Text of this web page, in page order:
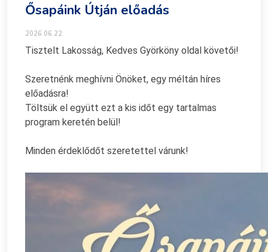
Ősapáink Útján előadás
2026.06.22
Tisztelt Lakosság, Kedves Györköny oldal követői!
Szeretnénk meghívni Önöket, egy méltán híres
előadásra!
Töltsük el együtt ezt a kis időt egy tartalmas
program keretén belül!
Minden érdeklődőt szeretettel várunk!